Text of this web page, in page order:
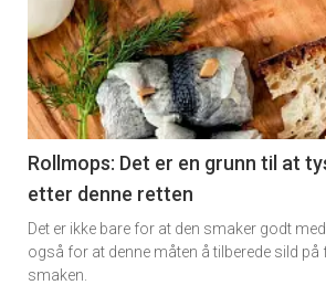
detail
-
section
11
Ukens
vin
Rollmops: Det er en grunn til at
etter denne retten
Det er ikke bare for at den smaker godt
også for at denne måten å tilberede sild på
smaken.